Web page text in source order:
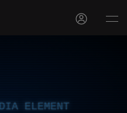
ELEMENT